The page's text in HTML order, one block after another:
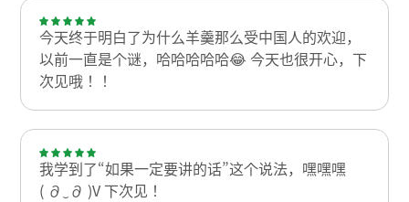
今天终于明白了为什么羊羹那么受中国人的欢迎，
以前一直是个谜，哈哈哈哈哈😂 今天也很开心，下
次见哦！！
我学到了“如果一定要讲的话”这个说法，嘿嘿嘿
(⁠ ⁠⁠∂‿∂⁠⁠ ⁠)⁠V 下次见！